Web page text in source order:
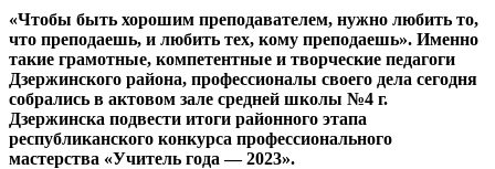
«Чтобы быть хорошим преподавателем, нужно любить то,
что преподаешь, и любить тех, кому преподаешь». Именно
такие грамотные, компетентные и творческие педагоги
Дзержинского района, профессионалы своего дела сегодня
собрались в актовом зале средней школы №4 г.
Дзержинска подвести итоги районного этапа
республиканского конкурса профессионального
мастерства «Учитель года — 2023».